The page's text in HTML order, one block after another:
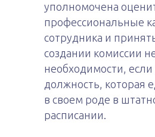
уполномочена
профессиональные
сотрудника и
создании комиссии
необходимости, если
должность, которая
в своем роде в
расписании.